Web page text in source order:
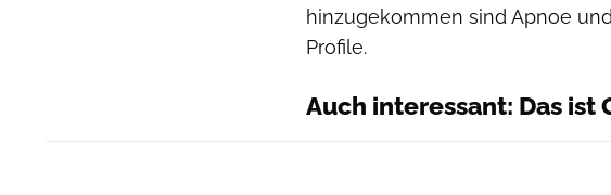
hinzugekommen sind Apnoe
Profile.
Auch interessant: Das ist